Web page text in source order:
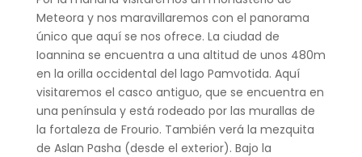
Meteora y nos maravillaremos con el panorama
único que aquí se nos ofrece. La ciudad de
Ioannina se encuentra a una altitud de unos 480m
en la orilla occidental del lago Pamvotida. Aquí
visitaremos el casco antiguo, que se encuentra en
una península y está rodeado por las murallas de
la fortaleza de Frourio. También verá la mezquita
de Aslan Pasha (desde el exterior). Bajo la